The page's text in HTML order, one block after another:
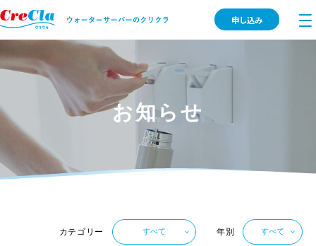
申し込み
お知らせ
カテゴリー すべて 年別 すべて